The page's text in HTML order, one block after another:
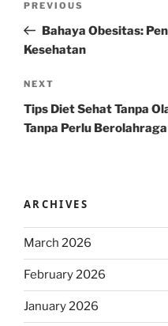
Previous
Post
PREVIOUS
Bahaya Obesitas:
Kesehatan
Next
Post
NEXT
Tips Diet Sehat Tanpa
Tanpa Perlu Berolahraga
ARCHIVES
March 2026
February 2026
January 2026